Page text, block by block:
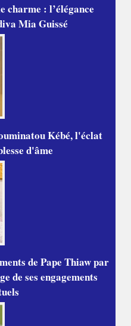
charme : l’élégance
Mia Guissé
Kébé, l'éclat
d'âme
de Pape Thiaw par
de ses engagements